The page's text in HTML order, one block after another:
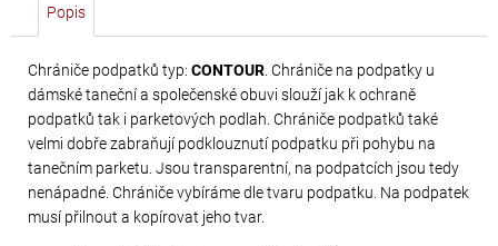
Popis
Chrániče podpatků typ: CONTOUR . Chrániče na podpatky u
dámské taneční a společenské obuvi slouží jak k ochraně
podpatků tak i parketových podlah. Chrániče podpatků také
velmi dobře zabraňují podklouznutí podpatku při pohybu na
tanečním parketu. Jsou transparentní, na podpatcích jsou tedy
nenápadné. Chrániče vybíráme dle tvaru podpatku. Na podpatek
musí přilnout a kopírovat jeho tvar.
69
Kč